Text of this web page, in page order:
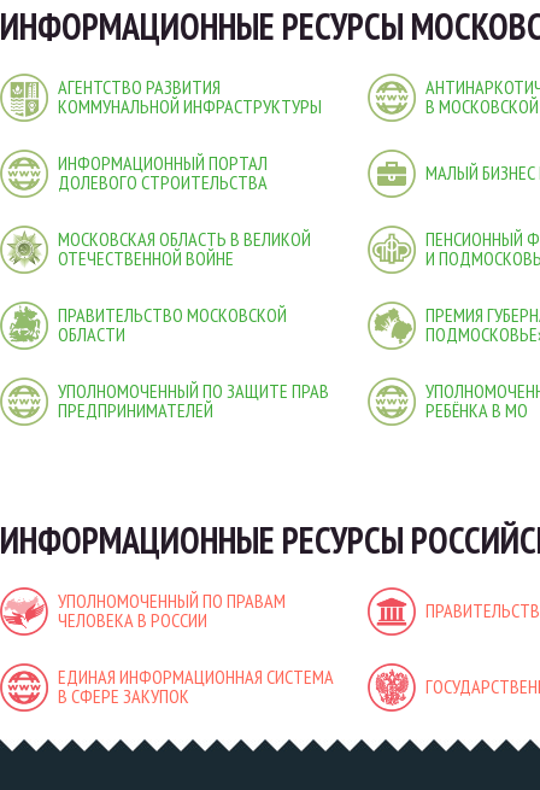
ИНФОРМАЦИОННЫЕ РЕСУРСЫ
АГЕНТСТВО РАЗВИТИЯ
КОММУНАЛЬНОЙ ИНФРАСТРУКТУРЫ
В
ИНФОРМАЦИОННЫЙ ПОРТАЛ
ДОЛЕВОГО СТРОИТЕЛЬСТВА
МАЛЫЙ
МОСКОВСКАЯ ОБЛАСТЬ В ВЕЛИКОЙ
ОТЕЧЕСТВЕННОЙ ВОЙНЕ
ПЕНСИОННЫЙ
И
ПРАВИТЕЛЬСТВО МОСКОВСКОЙ
ОБЛАСТИ
ПРЕМИЯ
УПОЛНОМОЧЕННЫЙ ПО ЗАЩИТЕ ПРАВ
ПРЕДПРИНИМАТЕЛЕЙ
РЕБЁНКА В МО
ИНФОРМАЦИОННЫЕ РЕСУРСЫ
УПОЛНОМОЧЕННЫЙ ПО ПРАВАМ
ЧЕЛОВЕКА В РОССИИ
ЕДИНАЯ ИНФОРМАЦИОННАЯ СИСТЕМА
В СФЕРЕ ЗАКУПОК